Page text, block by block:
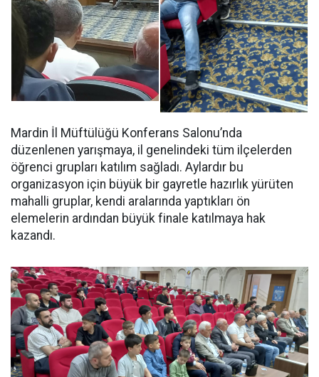
Mardin İl Müftülüğü Konferans Salonu’nda
düzenlenen yarışmaya, il genelindeki tüm ilçelerden
öğrenci grupları katılım sağladı. Aylardır bu
organizasyon için büyük bir gayretle hazırlık yürüten
mahalli gruplar, kendi aralarında yaptıkları ön
elemelerin ardından büyük finale katılmaya hak
kazandı.